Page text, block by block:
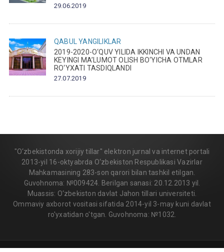
29.06.2019
QABUL
YANGILIKLAR
2019-2020-O‘QUV YILIDA IKKINCHI VA UNDAN
KEYINGI MA’LUMOT OLISH BO‘YICHA OTMLAR
RO‘YXATI TASDIQLANDI
27.07.2019
"O‘zbekistonda xorijiy tillar" elektron jurnal va internet portali
2013-yil 16-oktyabrda O‘zbekiston Respublikasi Vazirlar
Mahkamasining 283-son qarori bilan tashkil etilgan.
Guvohnoma: №009424. Berilgan sanasi: 20.12.2013 yil.
Muassis: O‘zbekiston davlat Jahon tillari universiteti.
Ommaviy axborot vositasi sifatida 2014-yil 3-may kuni davlat
ro'yxatidan o'tgan. Guvohnoma: №1032.